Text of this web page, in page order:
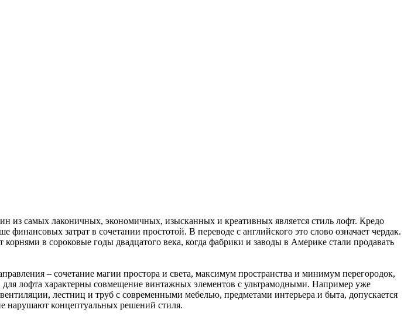
из самых лаконичных, экономичных, изысканных и креативных является стиль лофт. Кредо
финансовых затрат в сочетании простотой. В переводе с английского это слово означает чердак.
корнями в сороковые годы двадцатого века, когда фабрики и заводы в Америке стали продавать
– сочетание магии простора и света, максимум пространства и минимум перегородок,
для лофта характерны совмещение винтажных элементов с ультрамодными. Например уже
лестниц и труб с современными мебелью, предметами интерьера и быта, допускается
нарушают концептуальных решений стиля.